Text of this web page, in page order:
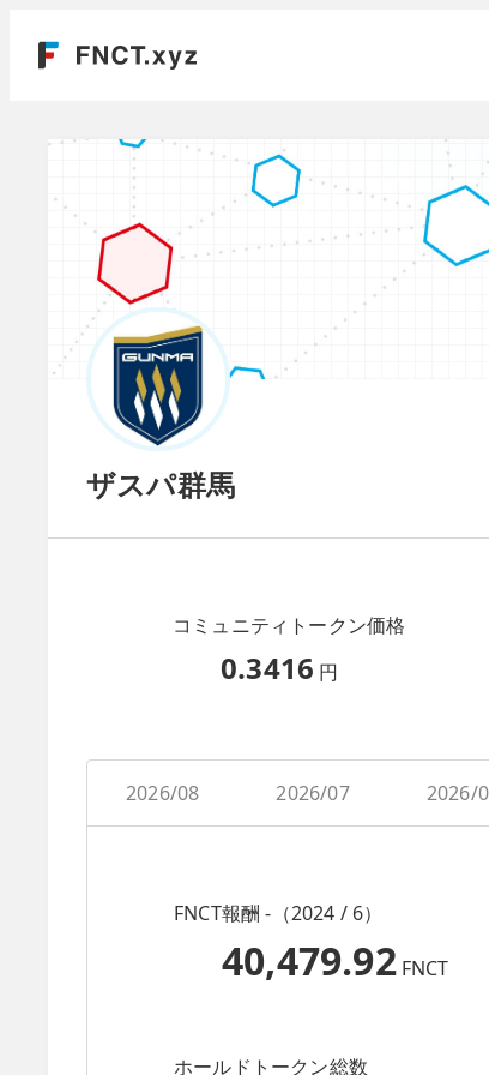
ザスパ群馬
コミュニティトークン価格
0.3416 円
2026/08 2026/07 2026/
FNCT報酬 -（2024 / 6）
40,479.92 FNCT
ホールドトークン総数